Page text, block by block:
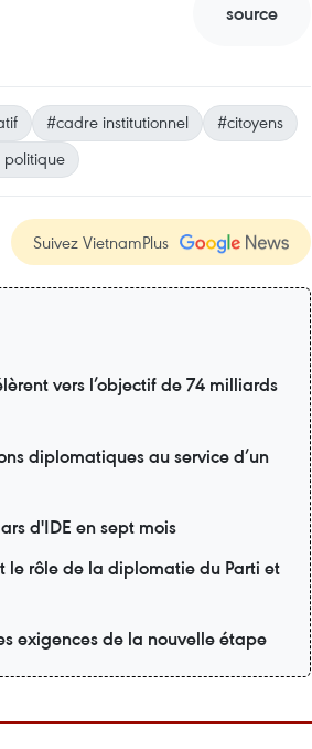
source
#cadre institutionnel
#citoyens
politique
Suivez VietnamPlus
vers l’objectif de 74 milliards
diplomatiques au service d’un
d'IDE en sept mois
rôle de la diplomatie du Parti et
exigences de la nouvelle étape